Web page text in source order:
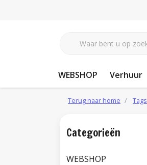
WEBSHOP Verhuur
Terug naar home Tags
Categorieën
WEBSHOP